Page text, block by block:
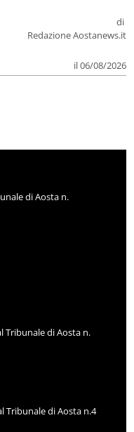
di
Redazione Aostanews.it
il 06/08/2026
di Aosta n.
Tribunale di Aosta n.
Tribunale di Aosta n.4